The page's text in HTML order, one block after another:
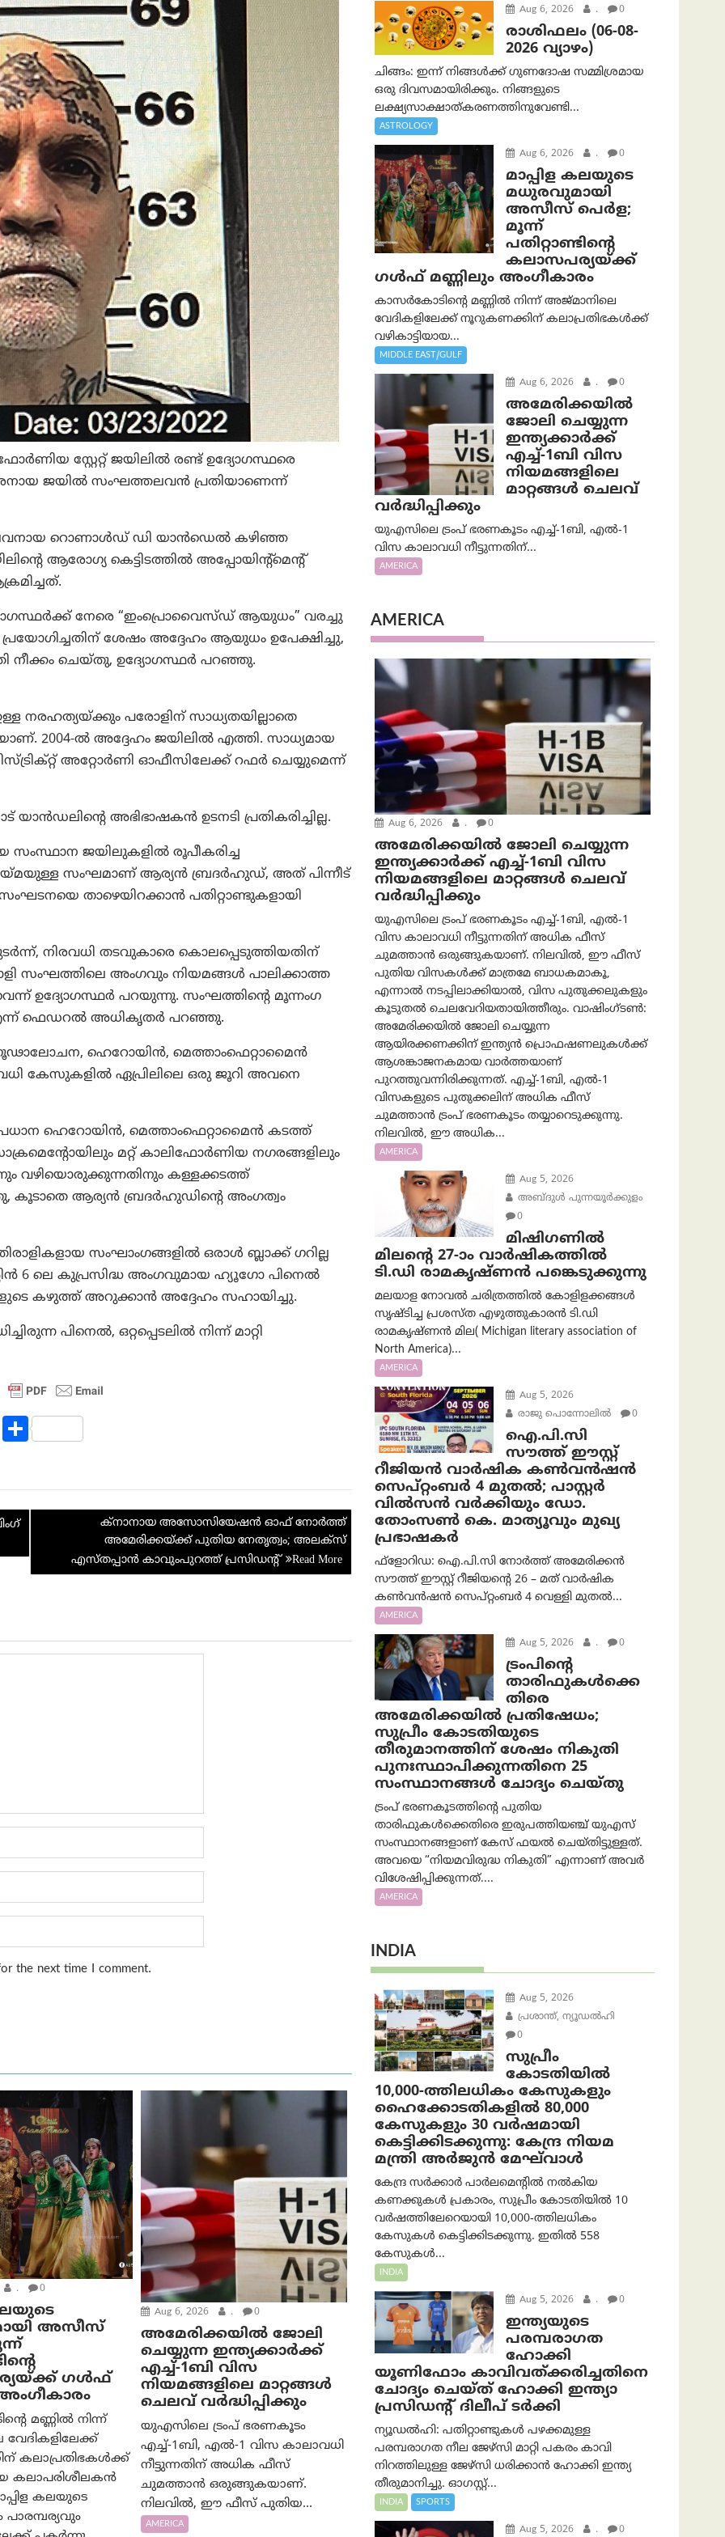
സ്റ്റേറ്റ് ജയിലിൽ രണ്ട് ഉദ്യോഗസ്ഥരെ
ജയിൽ സംഘത്തലവൻ പ്രതിയാണെന്ന്
റൊണാൾഡ് ഡി യാൻഡെൽ കഴിഞ്ഞ
ആരോഗ്യ കെട്ടിടത്തിൽ അപ്പോയിൻ്റ്മെൻ്റ്
നേരെ “ഇംപ്രൊവൈസ്ഡ് ആയുധം” വരച്ചു
ശേഷം അദ്ദേഹം ആയുധം ഉപേക്ഷിച്ചു,
ചെയ്തു, ഉദ്യോഗസ്ഥർ പറഞ്ഞു.
നരഹത്യയ്ക്കും പരോളിന് സാധ്യതയില്ലാതെ
2004-ൽ അദ്ദേഹം ജയിലിൽ എത്തി. സാധ്യമായ
അറ്റോർണി ഓഫീസിലേക്ക് റഫർ ചെയ്യുമെന്ന്
അഭിഭാഷകൻ ഉടനടി പ്രതികരിച്ചില്ല.
ജയിലുകളിൽ രൂപീകരിച്ച
സംഘമാണ് ആര്യൻ ബ്രദർഹുഡ്, അത് പിന്നീട്
താഴെയിറക്കാൻ പതിറ്റാണ്ടുകളായി
നിരവധി തടവുകാരെ കൊലപ്പെടുത്തിയതിന്
സംഘത്തിലെ അംഗവും നിയമങ്ങൾ പാലിക്കാത്ത
ഉദ്യോഗസ്ഥർ പറയുന്നു. സംഘത്തിൻ്റെ മൂന്നംഗ
എന്ന് ഫെഡറൽ അധികൃതർ പറഞ്ഞു.
ഹെറോയിൻ, മെത്താംഫെറ്റാമൈൻ
കേസുകളിൽ ഏപ്രിലിലെ ഒരു ജൂറി അവനെ
ഹെറോയിൻ, മെത്താംഫെറ്റാമൈൻ കടത്ത്
മറ്റ് കാലിഫോർണിയ നഗരങ്ങളിലും
വഴിയൊരുക്കുന്നതിനും കള്ളക്കടത്ത്
ആര്യൻ ബ്രദർഹുഡിൻ്റെ അംഗത്വം
സംഘാംഗങ്ങളിൽ ഒരാൾ ബ്ലാക്ക് ഗറില്ല
6 ലെ കുപ്രസിദ്ധ അംഗവുമായ ഹ്യൂഗോ പിനെൽ
കഴുത്ത് അറുക്കാൻ അദ്ദേഹം സഹായിച്ചു.
പിനെൽ, ഒറ്റപ്പെടലിൽ നിന്ന് മാറ്റി
R S
ar
e
ക്‌നാനായ അസോസിയേഷൻ ഓഫ് നോർത്ത്
അമേരിക്കയ്ക്ക് പുതിയ നേതൃത്വം; അലക്സ്
എസ്തപ്പാന്‍ കാവുംപുറത്ത് പ്രസിഡന്റ്
the next time I comment.
. 0
അസീസ്
ഗൾഫ്
മണ്ണിൽ നിന്ന്
കലാപ്രതിഭകൾക്ക്
കലാപരിശീലകൻ
കലയുടെ
Aug 6, 2026 . 0
അമേരിക്കയില്‍ ജോലി
ചെയ്യുന്ന ഇന്ത്യക്കാർക്ക്
എച്ച്-1ബി വിസ
നിയമങ്ങളിലെ മാറ്റങ്ങൾ
ചെലവ് വർദ്ധിപ്പിക്കും
യുഎസിലെ ട്രംപ് ഭരണകൂടം
എച്ച്-1ബി, എൽ-1 വിസ കാലാവധി
നീട്ടുന്നതിന് അധിക ഫീസ്
ചുമത്താൻ ഒരുങ്ങുകയാണ്.
നിലവിൽ, ഈ ഫീസ് പുതിയ...
AMERICA
Aug 6, 2026 . 0
രാശിഫലം (06-08-
2026 വ്യാഴം)
ചിങ്ങം: ഇന്ന് നിങ്ങൾക്ക് ഗുണദോഷ സമ്മിശ്രമായ
ഒരു ദിവസമായിരിക്കും. നിങ്ങളുടെ
ലക്ഷ്യസാക്ഷാത്കരണത്തിനുവേണ്ടി...
ASTROLOGY
Aug 6, 2026 . 0
മാപ്പിള കലയുടെ
മധുരവുമായി
അസീസ് പെർള;
മൂന്ന്
പതിറ്റാണ്ടിന്റെ
കലാസപര്യയ്ക്ക്
ഗൾഫ് മണ്ണിലും അംഗീകാരം
കാസർകോടിന്റെ മണ്ണിൽ നിന്ന് അജ്മാനിലെ
വേദികളിലേക്ക് നൂറുകണക്കിന് കലാപ്രതിഭകൾക്ക്
വഴികാട്ടിയായ...
MIDDLE EAST/GULF
Aug 6, 2026 . 0
അമേരിക്കയില്‍
ജോലി ചെയ്യുന്ന
ഇന്ത്യക്കാർക്ക്
എച്ച്-1ബി വിസ
നിയമങ്ങളിലെ
മാറ്റങ്ങൾ ചെലവ്
വർദ്ധിപ്പിക്കും
യുഎസിലെ ട്രംപ് ഭരണകൂടം എച്ച്-1ബി, എൽ-1
വിസ കാലാവധി നീട്ടുന്നതിന്...
AMERICA
AMERICA
Aug 6, 2026 . 0
അമേരിക്കയില്‍ ജോലി ചെയ്യുന്ന
ഇന്ത്യക്കാർക്ക് എച്ച്-1ബി വിസ
നിയമങ്ങളിലെ മാറ്റങ്ങൾ ചെലവ്
വർദ്ധിപ്പിക്കും
യുഎസിലെ ട്രംപ് ഭരണകൂടം എച്ച്-1ബി, എൽ-1
വിസ കാലാവധി നീട്ടുന്നതിന് അധിക ഫീസ്
ചുമത്താൻ ഒരുങ്ങുകയാണ്. നിലവിൽ, ഈ ഫീസ്
പുതിയ വിസകൾക്ക് മാത്രമേ ബാധകമാകൂ,
എന്നാൽ നടപ്പിലാക്കിയാൽ, വിസ പുതുക്കലുകളും
കൂടുതൽ ചെലവേറിയതായിത്തീരും. വാഷിംഗ്ടണ്‍:
അമേരിക്കയില്‍ ജോലി ചെയ്യുന്ന
ആയിരക്കണക്കിന് ഇന്ത്യൻ പ്രൊഫഷണലുകൾക്ക്
ആശങ്കാജനകമായ വാർത്തയാണ്
പുറത്തുവന്നിരിക്കുന്നത്. എച്ച്-1ബി, എൽ-1
വിസകളുടെ പുതുക്കലിന് അധിക ഫീസ്
ചുമത്താൻ ട്രംപ് ഭരണകൂടം തയ്യാറെടുക്കുന്നു.
നിലവിൽ, ഈ അധിക...
AMERICA
Aug 5, 2026
അബ്ദുൾ പുന്നയൂർക്കുളം
0
മിഷിഗണിൽ
മിലന്റെ 27-ാം വാർഷികത്തിൽ
ടി.ഡി രാമകൃഷ്ണൻ പങ്കെടുക്കുന്നു
മലയാള നോവൽ ചരിത്രത്തിൽ കോളിളക്കങ്ങൾ
സൃഷ്ടിച്ച പ്രശസ്‌ത എഴുത്തുകാരൻ ടി.ഡി
രാമകൃഷ്ണൻ മില( Michigan literary association of
North America)...
AMERICA
Aug 5, 2026
രാജു പൊന്നോലിൽ
0
ഐ.പി.സി
സൗത്ത് ഈസ്റ്റ്
റീജിയൻ വാർഷിക കൺവൻഷൻ
സെപ്റ്റംബർ 4 മുതൽ; പാസ്റ്റർ
വിൽസൻ വർക്കിയും ഡോ.
തോംസൺ കെ. മാത്യൂവും മുഖ്യ
പ്രഭാഷകർ
ഫ്ളോറിഡ: ഐ.പി.സി നോർത്ത് അമേരിക്കൻ
സൗത്ത് ഈസ്റ്റ് റീജിയന്റെ 26 – മത് വാർഷിക
കൺവൻഷൻ സെപ്റ്റംബർ 4 വെള്ളി മുതൽ...
AMERICA
Aug 5, 2026 . 0
ട്രംപിന്റെ
താരിഫുകൾക്കെ
തിരെ
അമേരിക്കയില്‍ പ്രതിഷേധം;
സുപ്രീം കോടതിയുടെ
തീരുമാനത്തിന് ശേഷം നികുതി
പുനഃസ്ഥാപിക്കുന്നതിനെ 25
സംസ്ഥാനങ്ങൾ ചോദ്യം ചെയ്തു
ട്രംപ് ഭരണകൂടത്തിന്റെ പുതിയ
താരിഫുകൾക്കെതിരെ ഇരുപത്തിയഞ്ച് യുഎസ്
സംസ്ഥാനങ്ങളാണ് കേസ് ഫയൽ ചെയ്തിട്ടുള്ളത്.
അവയെ “നിയമവിരുദ്ധ നികുതി” എന്നാണ് അവര്‍
വിശേഷിപ്പിക്കുന്നത്....
AMERICA
INDIA
Aug 5, 2026
പ്രശാന്ത്, ന്യൂഡല്‍ഹി
0
സുപ്രീം
കോടതിയിൽ
10,000-ത്തിലധികം കേസുകളും
ഹൈക്കോടതികളിൽ 80,000
കേസുകളും 30 വർഷമായി
കെട്ടിക്കിടക്കുന്നു: കേന്ദ്ര നിയമ
മന്ത്രി അര്‍ജുന്‍ മേഘ്‌വാള്‍
കേന്ദ്ര സർക്കാർ പാർലമെന്റിൽ നൽകിയ
കണക്കുകൾ പ്രകാരം, സുപ്രീം കോടതിയിൽ 10
വർഷത്തിലേറെയായി 10,000-ത്തിലധികം
കേസുകൾ കെട്ടിക്കിടക്കുന്നു. ഇതിൽ 558
കേസുകൾ...
INDIA
Aug 5, 2026 . 0
ഇന്ത്യയുടെ
പരമ്പരാഗത
ഹോക്കി
യൂണിഫോം കാവിവത്ക്കരിച്ചതിനെ
ചോദ്യം ചെയ്ത് ഹോക്കി ഇന്ത്യാ
പ്രസിഡന്റ് ദിലീപ് ടര്‍ക്കി
ന്യൂഡൽഹി: പതിറ്റാണ്ടുകൾ പഴക്കമുള്ള
പരമ്പരാഗത നീല ജേഴ്‌സി മാറ്റി പകരം കാവി
നിറത്തിലുള്ള ജേഴ്‌സി ധരിക്കാൻ ഹോക്കി ഇന്ത്യ
തീരുമാനിച്ചു. ഓഗസ്റ്റ്...
INDIA SPORTS
Aug 5, 2026 . 0